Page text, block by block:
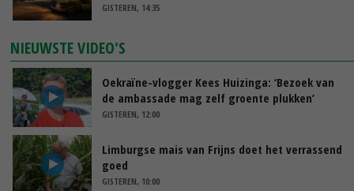
GISTEREN, 14:35
NIEUWSTE VIDEO'S
Oekraïne-vlogger Kees Huizinga: ‘Bezoek van
de ambassade mag zelf groente plukken’
GISTEREN, 12:00
Limburgse mais van Frijns doet het verrassend
goed
GISTEREN, 10:00